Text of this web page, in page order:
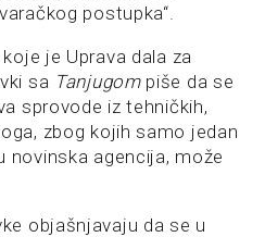
postupka“.
je Uprava dala za
sa Tanjugom piše da se
sprovode iz tehničkih,
zbog kojih samo jedan
novinska agencija, može
objašnjavaju da se u